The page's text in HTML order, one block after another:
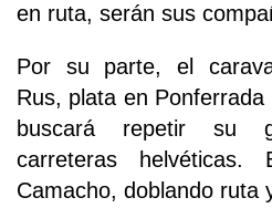
en ruta, serán sus
Por su parte, el
Rus, plata en
buscará repetir su
carreteras helvéticas.
Camacho, doblando ruta